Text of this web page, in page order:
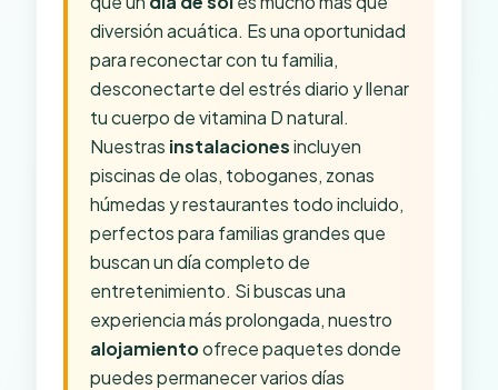
diversión acuática. Es una oportunidad
para reconectar con tu familia,
desconectarte del estrés diario y llenar
tu cuerpo de vitamina D natural.
Nuestras instalacionesincluyen
piscinas de olas, toboganes, zonas
húmedas y restaurantes todo incluido,
perfectos para familias grandes que
buscan un día completo de
entretenimiento. Si buscas una
experiencia más prolongada, nuestro
alojamientoofrece paquetes donde
puedes permanecer varios días